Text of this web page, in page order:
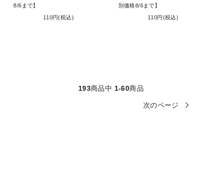
8/6まで】
110円(税込)
別価格8/6まで】
110円(税込)
193商品中 1-60商品
次のページ